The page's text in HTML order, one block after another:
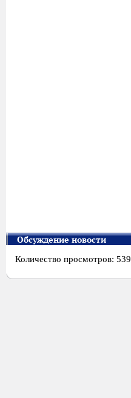
Обсуждение новости
Количество просмотров: 539